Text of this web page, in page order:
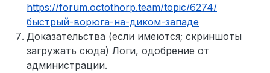
https://forum.octothorp.team/topic/6274/
быстрый-ворюга-на-диком-западе
Доказательства (если имеются; скриншоты
загружать сюда) Логи, одобрение от
администрации.